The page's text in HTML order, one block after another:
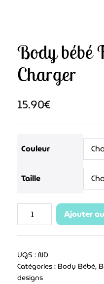
Body bébé
Charger
15.90€
Couleur
Taille
quantité
de
Body
bébé
Fast
and
Ajouter
UGS : ND
Catégories : Body Bébé,
designs